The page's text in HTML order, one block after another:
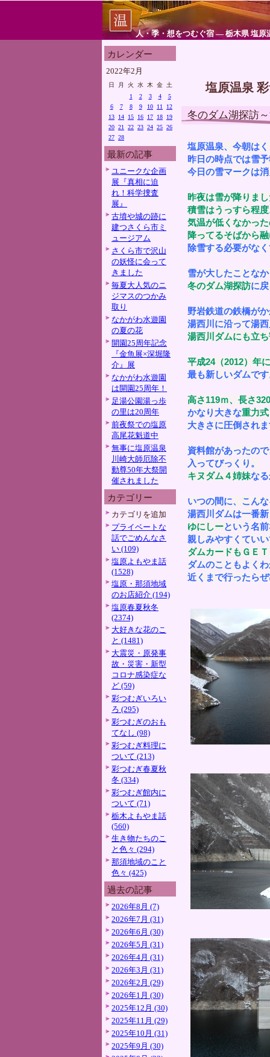
人・季・想をつむぐ宿 ― 栃木県 塩原
カレンダー
2022年2月
日 月 火 水 木 金
土
1
2 3 4
5
6
7 8 9 10 11
12
13
14 15 16 17 18
19
20 21 22 23 24 25 26
27 28
最新の記事
ユニークな企画
展『真相に迫
れ！科学捜査
展』
古墳や城の跡に
建つさくら市ミ
ュージアム
さくら市で沢山
の妖怪に会って
きました
毎夏大人気のニ
ジマスのつかみ
取り
なかがわ水遊園
の夏の花
開園25周年記念
『金魚展×深堀隆
介』展
なかがわ水遊園
は開園25周年！
足湯公園湯っ歩
の里は20周年
前夜祭での塩原
高尾花魁道中
無事に塩原温泉
川崎大師厄除不
動尊50年大祭開
催されました
カテゴリー
カテゴリを追加
プライベートな
話でごめんなさ
い (109)
塩原よもやま話
(1528)
塩原・那須地域
のお店紹介 (194)
塩原春夏秋冬
(2374)
大好きな花のこ
と (1481)
大震災・原発事
故・災害・新型
コロナ感染症な
ど (59)
彩つむぎいろい
ろ (295)
彩つむぎのおも
てなし (98)
彩つむぎ料理に
ついて (213)
彩つむぎ春夏秋
冬 (334)
彩つむぎ館内に
ついて (71)
栃木よもやま話
(560)
生き物たちのこ
と色々 (294)
那須地域のこと
色々 (425)
過去の記事
2026年8月 (7)
2026年7月 (31)
2026年6月 (30)
2026年5月 (31)
2026年4月 (31)
2026年3月 (31)
2026年2月 (29)
2026年1月 (30)
2025年12月 (30)
2025年11月 (29)
2025年10月 (31)
2025年9月 (30)
塩原温泉
冬のダム湖探訪
塩原温泉、今朝は
昨日の時点では雪
今日の雪マークは
昨夜は雪が降りま
積雪はうっすら程
気温が低くなかっ
降ってるそばから
除雪する必要がな
雪が大したことな
冬のダム湖探訪に
野岩鉄道の鉄橋が
湯西川に沿って湯
湯西川ダムにも立
平成24（2012）年
最も新しいダムで
高さ119ｍ、長さ
かなり大きな重力
大きさに圧倒され
資料館があったの
入ってびっくり。
キヌダム４姉妹な
いつの間に、こん
湯西川ダムは一番
ゆにしーという名
親しみやすくてい
ダムカードもＧＥＴ
ダムのこともよく
近くまで行ったら